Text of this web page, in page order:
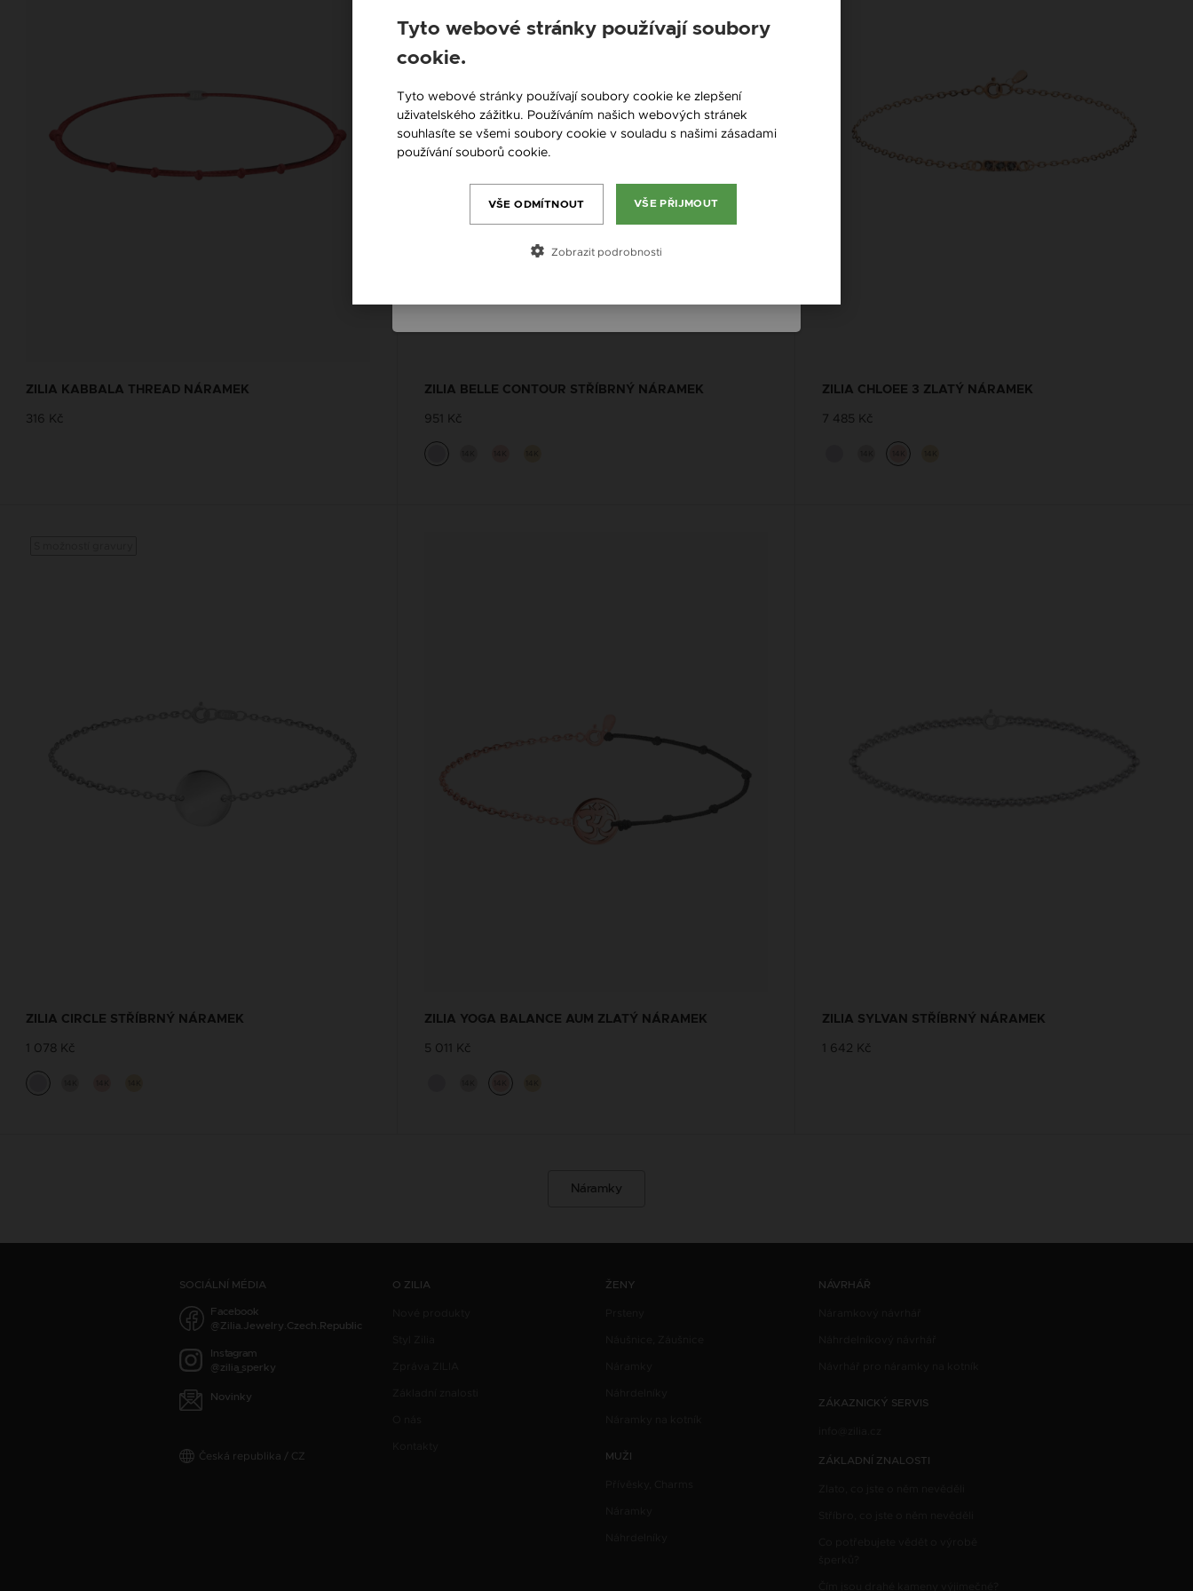
ZILIA KABBALA THREAD NÁRAMEK
316 Kč
ZILIA BELLE CONTOUR STŘÍBRNÝ NÁRAMEK
951 Kč
ZILIA CHLOEE 3 ZLATÝ NÁRAMEK
7 485 Kč
ZILIA CIRCLE STŘÍBRNÝ NÁRAMEK
1 078 Kč
ZILIA YOGA BALANCE AUM ZLATÝ NÁRAMEK
5 011 Kč
ZILIA SYLVAN STŘÍBRNÝ NÁRAMEK
1 642 Kč
Náramky
SOCIÁLNÍ MÉDIA
Facebook
@Zilia.Jewelry.Czech.Republic
Instagram
@zilia_sperky
Novinky
Česká republika / CZ
O ZILIA ŽENY
MUŽI
NÁVRHÁŘ
ZÁKAZNICKÝ SERVIS
ZÁKLADNÍ ZNALOSTI
Česká republika / CZ
Slovensko / SK
Magyarország / HU
Tyto webové stránky používají soubory
cookie.
Tyto webové stránky používají soubory cookie ke zlepšení
uživatelského zážitku. Používáním našich webových stránek
souhlasíte se všemi soubory cookie v souladu s našimi zásadami
používání souborů cookie.
VŠE PŘIJMOUT
VŠE ODMÍTNOUT
Zobrazit podrobnosti